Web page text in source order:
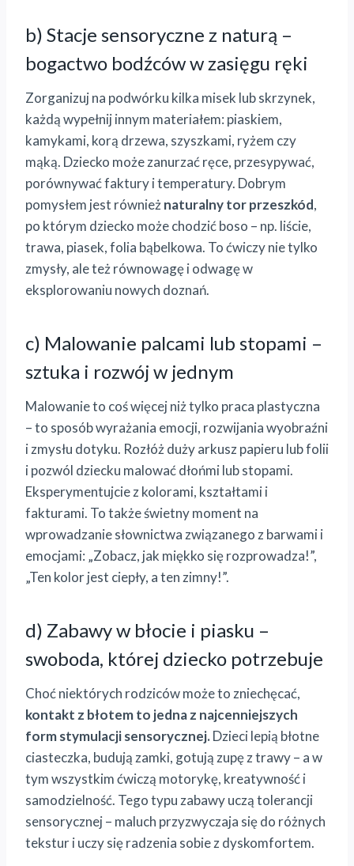
b) Stacje sensoryczne z naturą –
bogactwo bodźców w zasięgu ręki
Zorganizuj na podwórku kilka misek lub skrzynek,
każdą wypełnij innym materiałem: piaskiem,
kamykami, korą drzewa, szyszkami, ryżem czy
mąką. Dziecko może zanurzać ręce, przesypywać,
porównywać faktury i temperatury. Dobrym
pomysłem jest równieżnaturalny tor przeszkód,
po którym dziecko może chodzić boso – np. liście,
trawa, piasek, folia bąbelkowa. To ćwiczy nie tylko
zmysły, ale też równowagę i odwagę w
eksplorowaniu nowych doznań.
c) Malowanie palcami lub stopami –
sztuka i rozwój w jednym
Malowanie to coś więcej niż tylko praca plastyczna
– to sposób wyrażania emocji, rozwijania wyobraźni
i zmysłu dotyku. Rozłóż duży arkusz papieru lub folii
i pozwól dziecku malować dłońmi lub stopami.
Eksperymentujcie z kolorami, kształtami i
fakturami. To także świetny moment na
wprowadzanie słownictwa związanego z barwami i
emocjami: „Zobacz, jak miękko się rozprowadza!”,
„Ten kolor jest ciepły, a ten zimny!”.
d) Zabawy w błocie i piasku –
swoboda, której dziecko potrzebuje
Choć niektórych rodziców może to zniechęcać,
kontakt z błotem to jedna z najcenniejszych
form stymulacji sensorycznej.Dzieci lepią błotne
ciasteczka, budują zamki, gotują zupę z trawy – a w
tym wszystkim ćwiczą motorykę, kreatywność i
samodzielność. Tego typu zabawy uczą tolerancji
sensorycznej – maluch przyzwyczaja się do różnych
tekstur i uczy się radzenia sobie z dyskomfortem.